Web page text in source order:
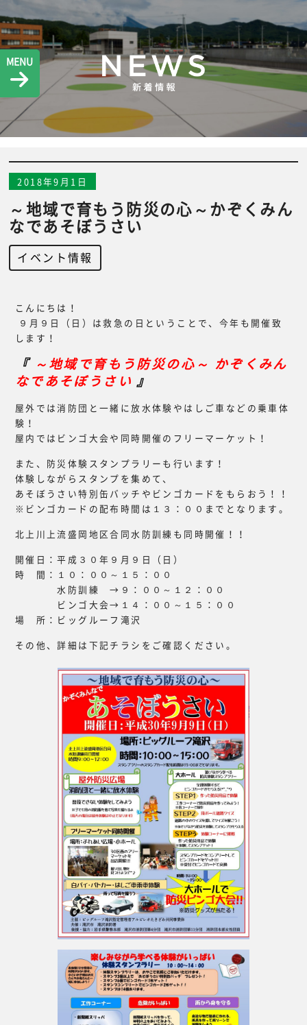
MENU
2018年9月1日
～地域で育もう防災の心～かぞくみん
なであそぼうさい
イベント情報
こんにちは！
９月９日（日）は救急の日ということで、今年も開催致
します！
『 ～地域で育もう防災の心～ かぞくみん
なであそぼうさい 』
屋外では消防団と一緒に放水体験やはしご車などの乗車体
験！
屋内ではビンゴ大会や同時開催のフリーマーケット！
また、防災体験スタンプラリーも行います！
体験しながらスタンプを集めて、
あそぼうさい特別缶バッチやビンゴカードをもらおう！！
※ビンゴカードの配布時間は１３：００までとなります。
北上川上流盛岡地区合同水防訓練も同時開催！！
開催日：平成３０年９月９日（日）
時 間：１０：００～１５：００
水防訓練 →９：００～１２：００
ビンゴ大会→１４：００～１５：００
場 所：ビッグルーフ滝沢
その他、詳細は下記チラシをご確認ください。